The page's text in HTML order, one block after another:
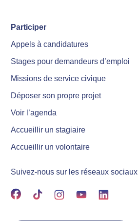
Participer
Appels à candidatures
Stages pour demandeurs d’emploi
Missions de service civique
Déposer son propre projet
Voir l’agenda
Accueillir un stagiaire
Accueillir un volontaire
Suivez-nous sur les réseaux sociaux